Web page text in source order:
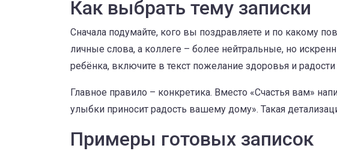
Как выбрать тему записки
Сначала подумайте, кого вы поздравляете и по какому
личные слова, а коллеге – более нейтральные, но
ребёнка, включите в текст пожелание здоровья и
Главное правило – конкретика. Вместо «Счастья вам»
улыбки приносит радость вашему дому». Такая
Примеры готовых записок